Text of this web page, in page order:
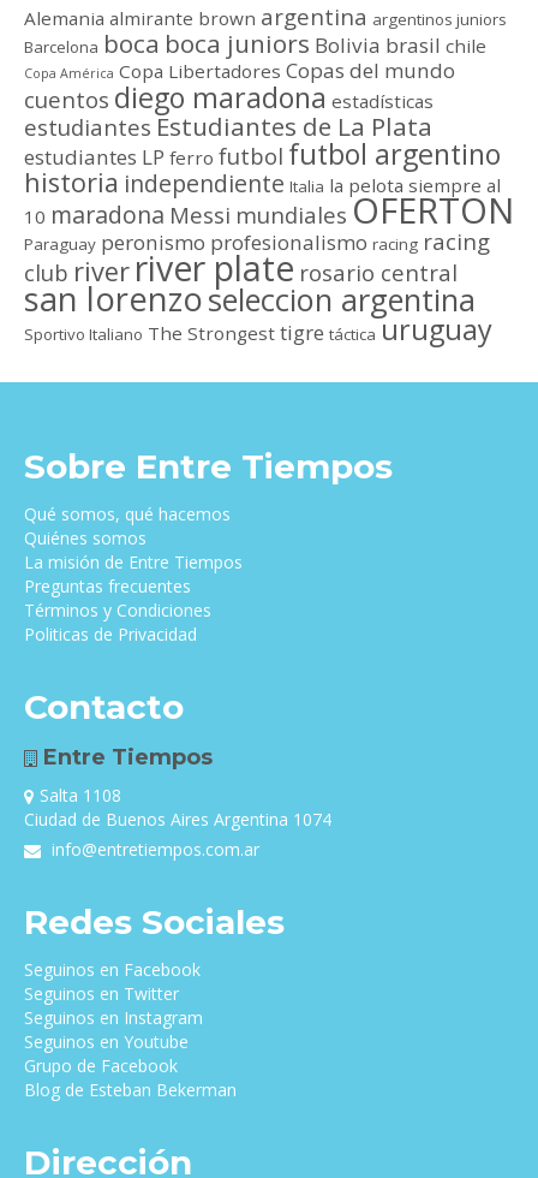
Alemania almirante brown argentina argentinos juniors
Barcelona boca boca juniors Bolivia brasil chile
Copa América Copa Libertadores Copas del mundo
cuentos diego maradona estadísticas
estudiantes Estudiantes de La Plata
estudiantes LP ferro futbol futbol argentino
historia independiente Italia la pelota siempre al
10 maradona Messi mundiales OFERTON
Paraguay peronismo profesionalismo racing racing
club river river plate rosario central
san lorenzoseleccion argentina
Sportivo Italiano The Strongest tigre táctica uruguay
Sobre Entre Tiempos
Qué somos, qué hacemos
Quiénes somos
La misión de Entre Tiempos
Preguntas frecuentes
Términos y Condiciones
Politicas de Privacidad
Contacto
Entre Tiempos
Salta 1108
Ciudad de Buenos Aires Argentina 1074
info@entretiempos.com.ar
Redes Sociales
Seguinos en Facebook
Seguinos en Twitter
Seguinos en Instagram
Seguinos en Youtube
Grupo de Facebook
Blog de Esteban Bekerman
Dirección